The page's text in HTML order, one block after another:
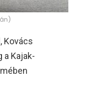
Kovács
a Kajak-